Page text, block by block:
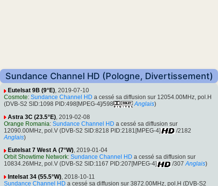
Sundance Channel HD (Pologne, Divertissement)
Eutelsat 9B (9°E), 2019-07-10
Cosmote: Sundance Channel HD a cessé sa diffusion sur 12054.00MHz, pol.H
(DVB-S2 SID:1098 PID:498[MPEG-4]/598
Anglais)
Astra 3C (23.5°E), 2019-02-08
Orange Romania: Sundance Channel HD a cessé sa diffusion sur
12090.00MHz, pol.V (DVB-S2 SID:8218 PID:2181[MPEG-4]
/2182
Anglais)
Eutelsat 7 West A (7°W), 2019-01-04
Orbit Showtime Network: Sundance Channel HD a cessé sa diffusion sur
10834.26MHz, pol.V (DVB-S2 SID:1167 PID:207[MPEG-4]
/307 Anglais)
Intelsat 34 (55.5°W) , 2018-10-11
Sundance Channel HD a cessé sa diffusion sur 3872.00MHz, pol.H (DVB-S2